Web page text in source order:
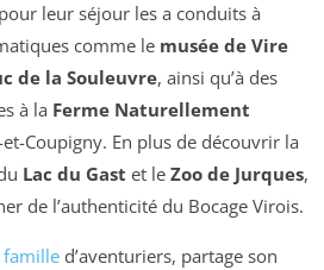
leur séjour les a conduits à
comme le musée de Vire
de la Souleuvre, ainsi qu’à des
à la Ferme Naturellement
Coupigny. En plus de découvrir la
Lac du Gast et le Zoo de Jurques,
de l’authenticité du Bocage Virois.
famille d’aventuriers, partage son